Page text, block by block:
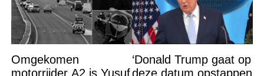
Omgekomen
motorrijder A2 is Yusuf
‘Donald Trump gaat op
deze datum opstappen